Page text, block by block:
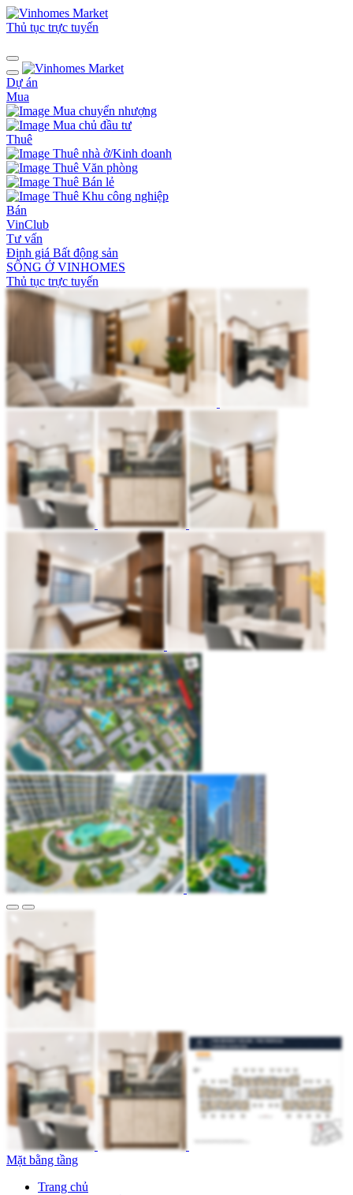
Thủ tục trực tuyến
Dự án
Mua
Mua chuyển nhượng
Mua chủ đầu tư
Thuê
Thuê nhà ở/Kinh doanh
Thuê Văn phòng
Thuê Bán lẻ
Thuê Khu công nghiệp
Bán
VinClub
Tư vấn
Định giá Bất động sản
SỐNG Ở VINHOMES
Thủ tục trực tuyến
Mặt bằng tầng
Trang chủ